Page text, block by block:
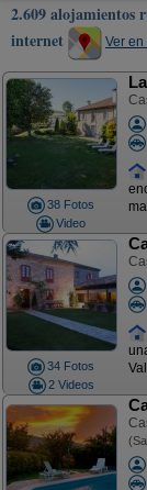
2.609 alojamientos
internet
Ver
38 Fotos
Video
34 Fotos
2 Videos